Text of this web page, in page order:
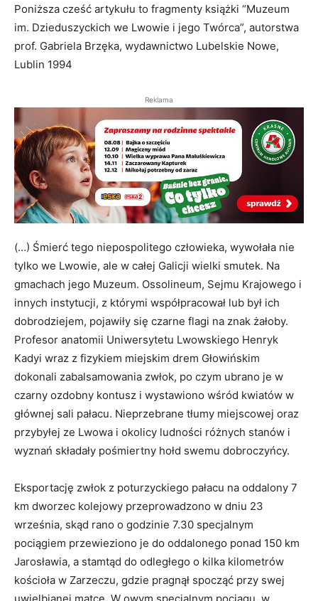
Poniższa cześć artykułu to fragmenty książki “Muzeum
im. Dzieduszyckich we Lwowie i jego Twórca”, autorstwa
prof. Gabriela Brzęka, wydawnictwo Lubelskie Nowe,
Lublin 1994
Reklama
(…) Śmierć tego niepospolitego człowieka, wywołała nie
tylko we Lwowie, ale w całej Galicji wielki smutek. Na
gmachach jego Muzeum. Ossolineum, Sejmu Krajowego i
innych instytucji, z którymi współpracował lub był ich
dobrodziejem, pojawiły się czarne flagi na znak żałoby.
Profesor anatomii Uniwersytetu Lwowskiego Henryk
Kadyi wraz z fizykiem miejskim drem Głowińskim
dokonali zabalsamowania zwłok, po czym ubrano je w
czarny ozdobny kontusz i wystawiono wśród kwiatów w
głównej sali pałacu. Nieprzebrane tłumy miejscowej oraz
przybyłej ze Lwowa i okolicy ludności różnych stanów i
wyznań składały pośmiertny hołd swemu dobroczyńcy.
Eksportację zwłok z poturzyckiego pałacu na oddalony 7
km dworzec kolejowy przeprowadzono w dniu 23
września, skąd rano o godzinie 7.30 specjalnym
pociągiem przewieziono je do oddalonego ponad 150 km
Jarosławia, a stamtąd do odległego o kilka kilometrów
kościoła w Zarzeczu, gdzie pragnął spocząć przy swej